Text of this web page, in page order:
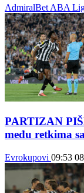
AdmiralBet ABA
PARTIZAN
među retkima
Evrokupovi 09:53